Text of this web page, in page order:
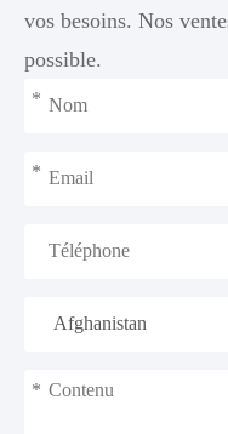
vos besoins. Nos
possible.
*
*
*